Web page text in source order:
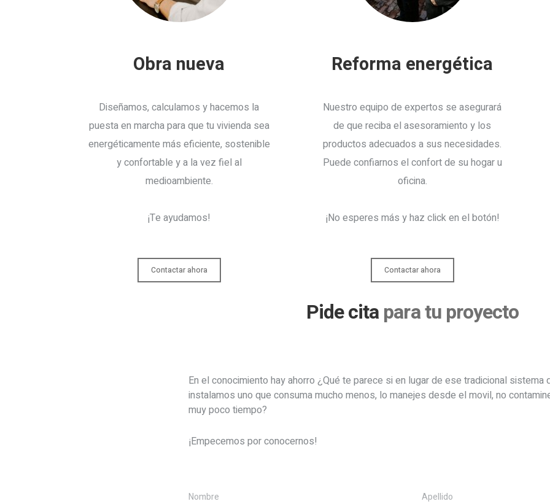
Obra nueva
Diseñamos, calculamos y hacemos la
puesta en marcha para que tu vivienda sea
energéticamente más eficiente, sostenible
y confortable y a la vez fiel al
medioambiente.
¡Te ayudamos!
Contactar ahora
Reforma energética
Nuestro equipo de expertos se asegurará
de que reciba el asesoramiento y los
productos adecuados a sus necesidades.
Puede confiarnos el confort de su hogar u
oficina.
¡No esperes más y haz click en el botón!
Contactar ahora
Pide citapara tu proyecto
En el conocimiento hay ahorro ¿Qué te parece si en lugar de ese tradicional sistema
instalamos uno que consuma mucho menos, lo manejes desde el movil, no
muy poco tiempo?
¡Empecemos por conocernos!
Nombre Apellido